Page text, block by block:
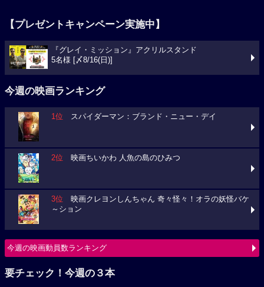
【プレゼントキャンペーン実施中】
『グレイ・ミッション』アクリルスタンド
5名様 [〆8/16(日)]
今週の映画ランキング
1位 スパイダーマン：ブランド・ニュー・デイ
2位 映画ちいかわ 人魚の島のひみつ
3位 映画クレヨンしんちゃん 奇々怪々！オラの妖怪バケ
～ション
今週の映画動員数ランキング
要チェック！今週の３本